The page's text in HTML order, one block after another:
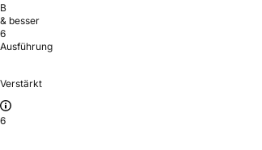
B
& besser
6
Ausführung
Verstärkt
6